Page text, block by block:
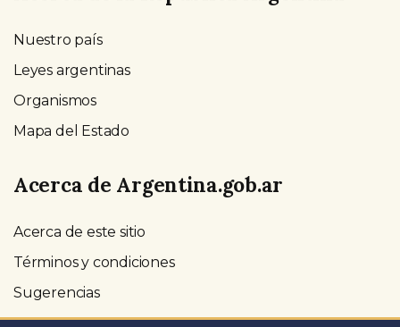
Nuestro país
Leyes argentinas
Organismos
Mapa del Estado
Acerca de Argentina.gob.ar
Acerca de este sitio
Términos y condiciones
Sugerencias